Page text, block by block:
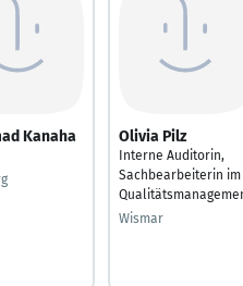
Kanaha Olivia Pilz
Interne Auditorin,
Sachbearbeiterin im
Wismar